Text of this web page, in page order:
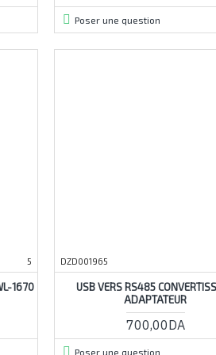
Poser une question
5
1670
DZD001965
USB VERS RS485
ADAPTATEUR
700,00DA
Poser une question